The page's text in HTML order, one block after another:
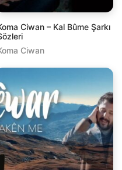
Ciwan – Kal Bûme Şarkı
Ciwan